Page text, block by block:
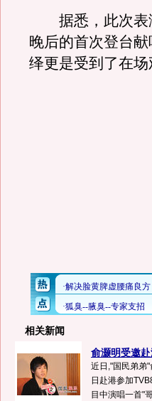
据悉，此次表
晚后的首次登台
绎更是受到了在
相关新闻
俞灏明受邀
近日,"国民弟弟
日赴港参加
目中演唱一首"